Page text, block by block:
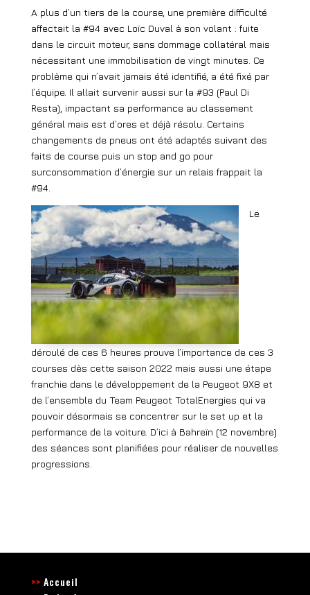
A plus d’un tiers de la course, une première difficulté
affectait la #94 avec Loïc Duval à son volant : fuite
dans le circuit moteur, sans dommage collatéral mais
nécessitant une immobilisation de vingt minutes. Ce
problème qui n’avait jamais été identifié, a été fixé par
l’équipe. Il allait survenir aussi sur la #93 (Paul Di
Resta), impactant sa performance au classement
général mais est d’ores et déjà résolu. Certains
changements de pneus ont été adaptés suivant des
faits de course puis un stop and go pour
surconsommation d’énergie sur un relais frappait la
#94.
Le
déroulé de ces 6 heures prouve l’importance de ces 3
courses dès cette saison 2022 mais aussi une étape
franchie dans le développement de la Peugeot 9X8 et
de l’ensemble du Team Peugeot TotalEnergies qui va
pouvoir désormais se concentrer sur le set up et la
performance de la voiture. D’ici à Bahreïn (12 novembre)
des séances sont planifiées pour réaliser de nouvelles
progressions.
>> Accueil